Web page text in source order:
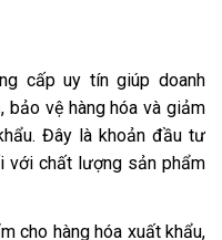
cấp uy tín giúp doanh
bảo vệ hàng hóa và giảm
Đây là khoản đầu tư
với chất lượng sản phẩm
cho hàng hóa xuất khẩu,